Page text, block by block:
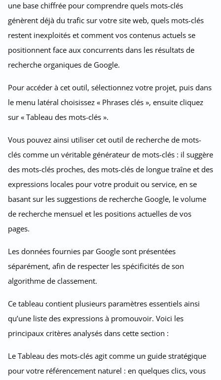
une base chiffrée pour comprendre quels mots-clés
génèrent déjà du trafic sur votre site web, quels mots-clés
restent inexploités et comment vos contenus actuels se
positionnent face aux concurrents dans les résultats de
recherche organiques de Google.
Pour accéder à cet outil, sélectionnez votre projet, puis dans
le menu latéral choisissez « Phrases clés », ensuite cliquez
sur « Tableau des mots-clés ».
Vous pouvez ainsi utiliser cet outil de recherche de mots-
clés comme un véritable générateur de mots-clés : il suggère
des mots-clés proches, des mots-clés de longue traîne et des
expressions locales pour votre produit ou service, en se
basant sur les suggestions de recherche Google, le volume
de recherche mensuel et les positions actuelles de vos
pages.
Les données fournies par Google sont présentées
séparément, afin de respecter les spécificités de son
algorithme de classement.
Ce tableau contient plusieurs paramètres essentiels ainsi
qu’une liste des expressions à promouvoir. Voici les
principaux critères analysés dans cette section :
Le Tableau des mots-clés agit comme un guide stratégique
pour votre référencement naturel : en quelques clics, vous